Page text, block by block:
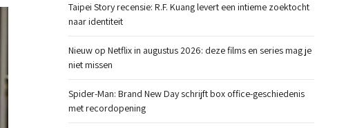
Taipei Story recensie: R.F. Kuang levert een intieme zoektocht
naar identiteit
Nieuw op Netflix in augustus 2026: deze films en series mag je
niet missen
Spider-Man: Brand New Day schrijft box office-geschiedenis
met recordopening